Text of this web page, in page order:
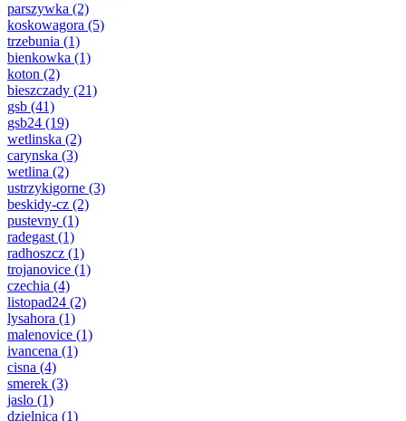
parszywka (2)
koskowagora (5)
trzebunia (1)
bienkowka (1)
koton (2)
bieszczady (21)
gsb (41)
gsb24 (19)
wetlinska (2)
carynska (3)
wetlina (2)
ustrzykigorne (3)
beskidy-cz (2)
pustevny (1)
radegast (1)
radhoszcz (1)
trojanovice (1)
czechia (4)
listopad24 (2)
lysahora (1)
malenovice (1)
ivancena (1)
cisna (4)
smerek (3)
jaslo (1)
dzielnica (1)